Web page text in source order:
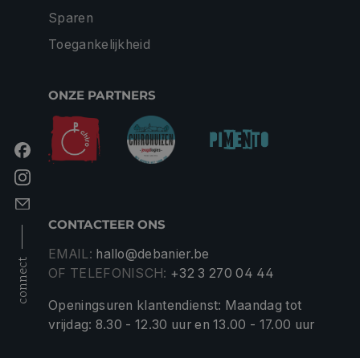
connect
Sparen
Toegankelijkheid
ONZE PARTNERS
CONTACTEER ONS
EMAIL: hallo@debanier.be
OF TELEFONISCH: +32 3 270 04 44
Openingsuren klantendienst: Maandag tot
vrijdag: 8.30 - 12.30 uur en 13.00 - 17.00 uur